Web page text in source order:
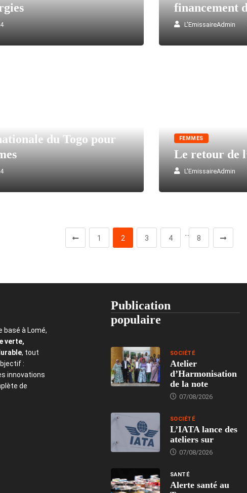
financement
L'EmissaireAdmin
du Togo pour
FEMMES
Le retour de
L'EmissaireAdmin
1 2 3 4
…
8
basé à Lomé,
verte,
, tout
:
innovations
de
Publication
populaire
SOCIÉTÉ
Atelier
d’Harmonisation
de la note
07/08/2026
SOCIÉTÉ
L’IATA lance des
ateliers sur
07/08/2026
SANTÉ
Alerte santé au